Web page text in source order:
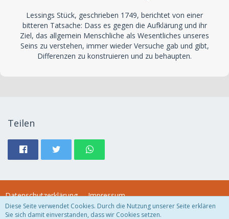
Lessings Stück, geschrieben 1749, berichtet von einer
bitteren Tatsache: Dass es gegen die Aufklärung und ihr
Ziel, das allgemein Menschliche als Wesentliches unseres
Seins zu verstehen, immer wieder Versuche gab und gibt,
Differenzen zu konstruieren und zu behaupten.
Teilen
Datenschutzerklärung Impressum
Diese Seite verwendet Cookies. Durch die Nutzung unserer Seite erklären
Sie sich damit einverstanden, dass wir Cookies setzen.